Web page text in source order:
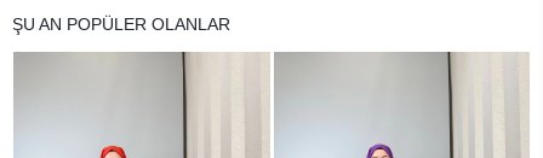
ŞU AN POPÜLER OLANLAR